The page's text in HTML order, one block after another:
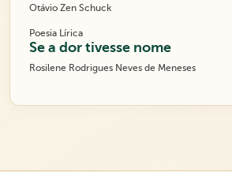
Otávio Zen Schuck
Poesia Lírica
Se a dor tivesse nome
Rosilene Rodrigues Neves de Meneses